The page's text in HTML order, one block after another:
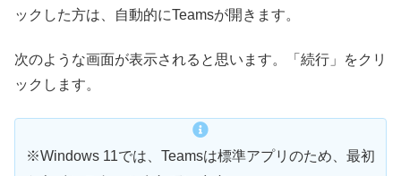
ックした方は、自動的にTeamsが開きます。
次のような画面が表示されると思います。「続行」をクリ
ックします。
※Windows 11では、Teamsは標準アプリのため、最初